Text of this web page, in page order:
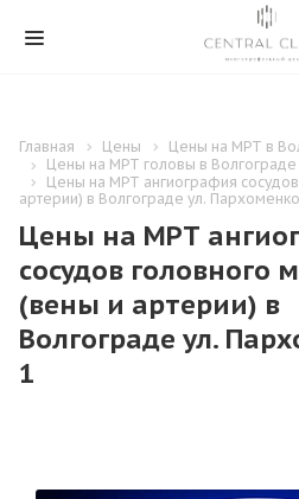
Главная Цены
Цены на МРТ в
Цены на МРТ головы в
Цены на МРТ ангиография
артерии) в Волгограде ул.
Цены на МРТ
сосудов головного
(вены и артерии) в
Волгограде ул.
1